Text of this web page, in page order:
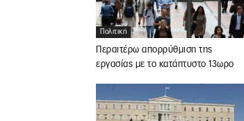
Πολιτική
Περαιτέρω απορρύθμιση της
εργασίας με το κατάπτυστο 13ωρο